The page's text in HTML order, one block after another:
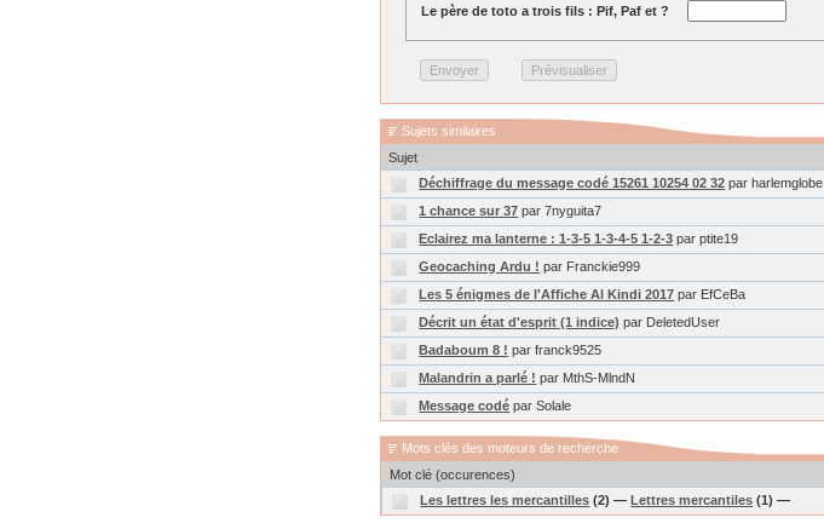
Le père de toto a trois fils : Pif, Paf et ?
Sujets similaires
Sujet
Déchiffrage du message codé 15261 10254 02 32 par harlemglobe
1 chance sur 37 par 7nyguita7
Eclairez ma lanterne : 1-3-5 1-3-4-5 1-2-3 par ptite19
Geocaching Ardu ! par Franckie999
Les 5 énigmes de l'Affiche Al Kindi 2017 par EfCeBa
Décrit un état d'esprit (1 indice) par DeletedUser
Badaboum 8 ! par franck9525
Malandrin a parlé ! par MthS-MlndN
Message codé par Solale
Mots clés des moteurs de recherche
Mot clé (occurences)
Les lettres les mercantilles (2) —Lettres mercantiles (1) —